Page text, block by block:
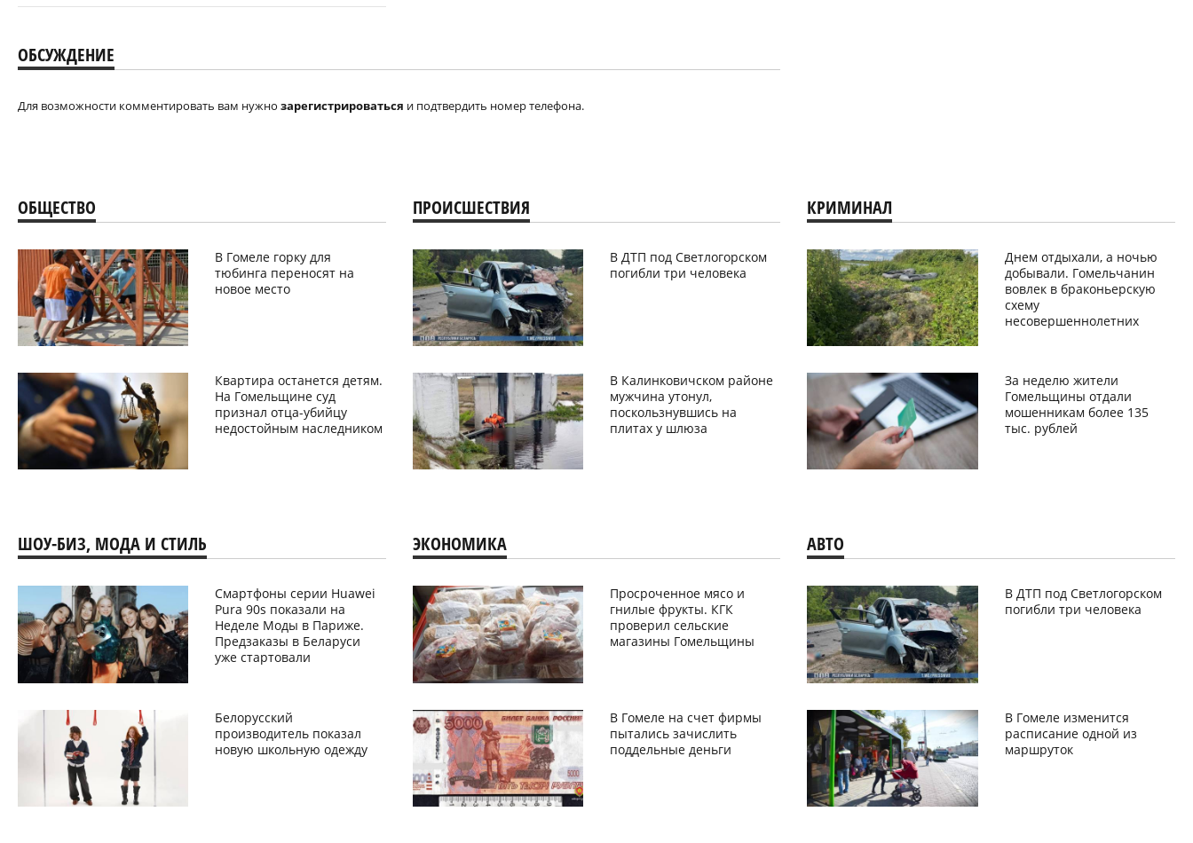
ОБСУЖДЕНИЕ
Для возможности комментировать вам нужно зарегистрироваться и подтвердить номер телефона.
ОБЩЕСТВО
В Гомеле горку для
тюбинга переносят на
новое место
Квартира останется детям.
На Гомельщине суд
признал отца-убийцу
недостойным наследником
ПРОИСШЕСТВИЯ
В ДТП под Светлогорском
погибли три человека
В Калинковичском районе
мужчина утонул,
поскользнувшись на
плитах у шлюза
КРИМИНАЛ
Днем отдыхали, а ночью
добывали. Гомельчанин
вовлек в браконьерскую
схему
несовершеннолетних
За неделю жители
Гомельщины отдали
мошенникам более 135
тыс. рублей
ШОУ-БИЗ, МОДА И СТИЛЬ
Смартфоны серии Huawei
Pura 90s показали на
Неделе Моды в Париже.
Предзаказы в Беларуси
уже стартовали
Белорусский
производитель показал
новую школьную одежду
ЭКОНОМИКА
Просроченное мясо и
гнилые фрукты. КГК
проверил сельские
магазины Гомельщины
В Гомеле на счет фирмы
пытались зачислить
поддельные деньги
АВТО
В ДТП под Светлогорском
погибли три человека
В Гомеле изменится
расписание одной из
маршруток